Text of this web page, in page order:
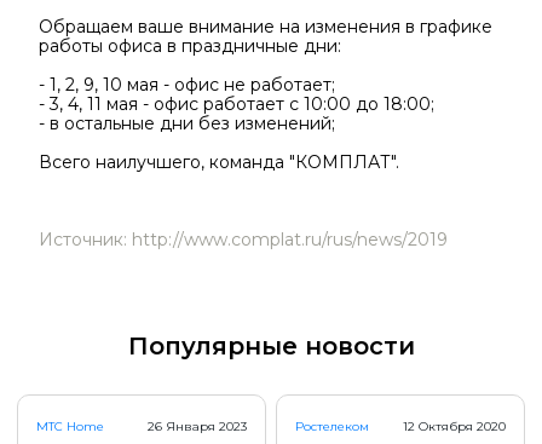
Обращаем ваше внимание на изменения в графике
работы офиса в праздничные дни:
- 1, 2, 9, 10 мая - офис не работает;
- 3, 4, 11 мая - офис работает с 10:00 до 18:00;
- в остальные дни без изменений;
Всего наилучшего, команда "КОМПЛАТ".
Источник: http://www.complat.ru/rus/news/2019
Популярные новости
МТС Home 26 Января 2023 Ростелеком 12 Октября 2020